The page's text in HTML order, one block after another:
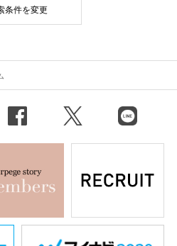
条件を変更
X（旧Twitter） LINE